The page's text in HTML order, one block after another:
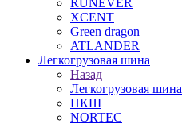
RUNEVER
XCENT
Green dragon
ATLANDER
Легкогрузовая шина
Назад
Легкогрузовая шина
НКШ
NORTEС